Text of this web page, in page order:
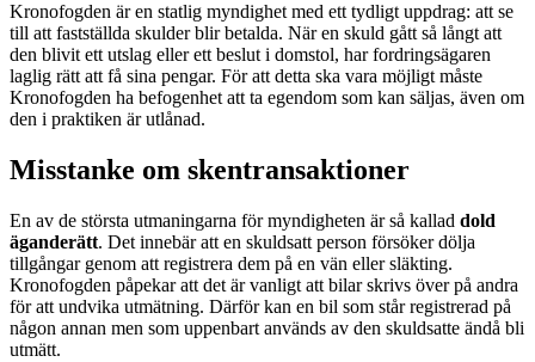
Kronofogden är en statlig myndighet med ett tydligt uppdrag: att se
till att fastställda skulder blir betalda. När en skuld gått så långt att
den blivit ett utslag eller ett beslut i domstol, har fordringsägaren
laglig rätt att få sina pengar. För att detta ska vara möjligt måste
Kronofogden ha befogenhet att ta egendom som kan säljas, även om
den i praktiken är utlånad.
Misstanke om skentransaktioner
En av de största utmaningarna för myndigheten är så kallad dold
äganderätt. Det innebär att en skuldsatt person försöker dölja
tillgångar genom att registrera dem på en vän eller släkting.
Kronofogden påpekar att det är vanligt att bilar skrivs över på andra
för att undvika utmätning. Därför kan en bil som står registrerad på
någon annan men som uppenbart används av den skuldsatte ändå bli
utmätt.